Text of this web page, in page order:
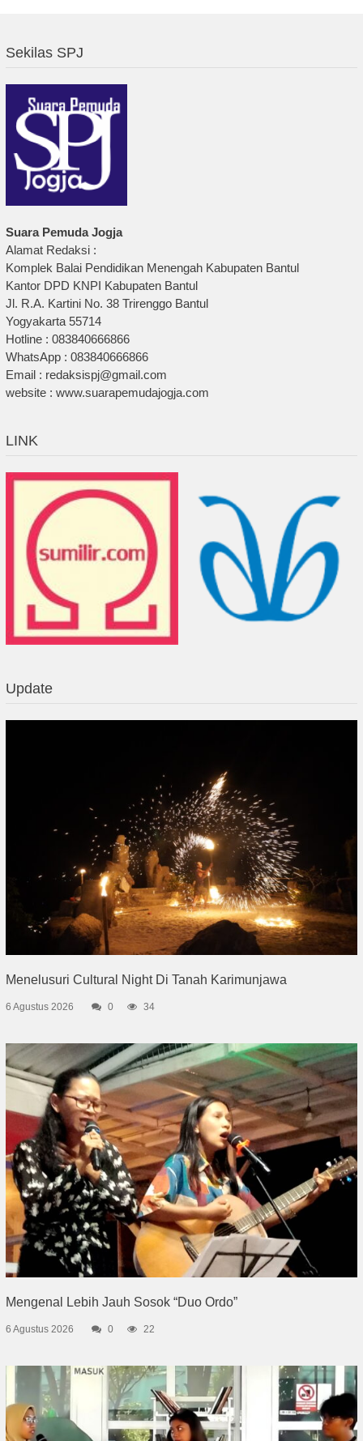
Sekilas SPJ
Suara Pemuda Jogja
Alamat Redaksi :
Komplek Balai Pendidikan Menengah Kabupaten Bantul
Kantor DPD KNPI Kabupaten Bantul
Jl. R.A. Kartini No. 38 Trirenggo Bantul
Yogyakarta 55714
Hotline : 083840666866
WhatsApp : 083840666866
Email : redaksispj@gmail.com
website : www.suarapemudajogja.com
LINK
Update
Menelusuri Cultural Night Di Tanah Karimunjawa
6 Agustus 2026 0 34
Mengenal Lebih Jauh Sosok “Duo Ordo”
6 Agustus 2026 0 22